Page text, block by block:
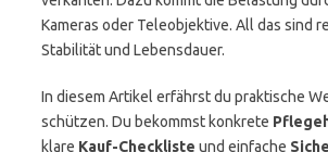
Kameras oder Teleobjektive. All das sind
Stabilität und Lebensdauer.
In diesem Artikel erfährst du praktische
schützen. Du bekommst konkrete
klare Kauf-Checkliste und einfache